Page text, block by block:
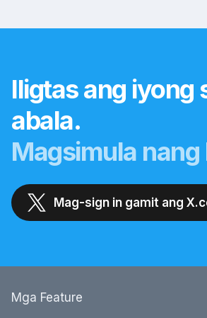
Iligtas ang iyong
abala.
Magsimula nang
Mag-sign in gamit ang
Mga Feature